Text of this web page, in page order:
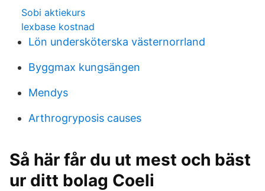
Sobi aktiekurs
lexbase kostnad
Lön undersköterska västernorrland
Byggmax kungsängen
Mendys
Arthrogryposis causes
Så här får du ut mest och bäst
ur ditt bolag Coeli